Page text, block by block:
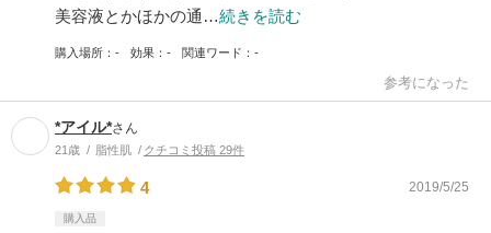
美容液とかほかの通…続きを読む
購入場所 - 効果 - 関連ワード -
参考になった
*アイル*さん
21歳 脂性肌 クチコミ投稿 29件
4 2019/5/25
購入品